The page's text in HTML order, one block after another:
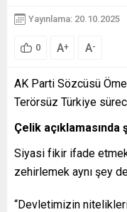
Yayınlama: 20.10.2025
0 A+ A-
AK Parti Sözcüsü
Terörsüz Türkiye
Çelik
Siyasi fikir ifade
zehirlemek aynı şey
“Devletimizin